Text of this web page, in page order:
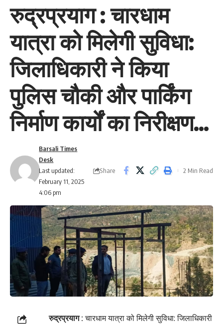
रुद्रप्रयाग : चारधाम
यात्रा को मिलेगी सुविधा:
जिलाधिकारी ने किया
पुलिस चौकी और पार्किंग
निर्माण कार्यों का निरीक्षण…
Last updated:
February 11, 2025
4:06 pm
Barsali Times
Desk
Share
2 Min Read
रुद्रप्रयाग :चारधाम यात्रा को मिलेगी सुविधा: जिलाधिकारी